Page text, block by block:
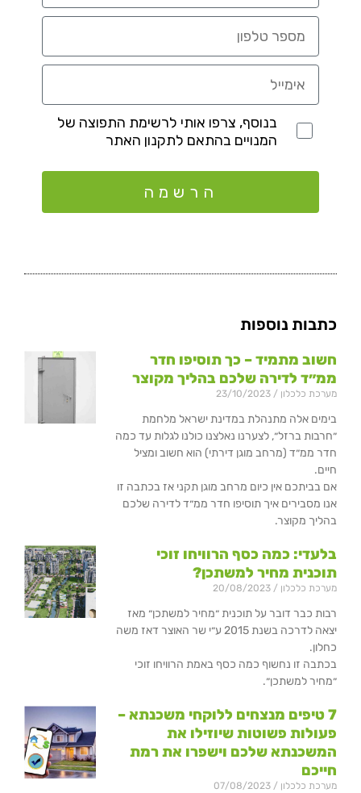
בנוסף, צרפו אותי לרשימת התפוצה של
המנויים בהתאם לתקנון האתר
הרשמה
כתבות נוספות
חשוב מתמיד – כך תוסיפו חדר
ממ״ד לדירה שלכם בהליך מקוצר
מערכת כלכלון
בימים אלה מתנהלת במדינת ישראל מלחמת
״חרבות ברזל״, לצערנו נאלצנו כולנו לגלות עד כמה
חדר ממ״ד (מרחב מוגן דירתי) הוא חשוב ומציל
חיים.
אם בביתכם אין כיום מרחב מוגן תקני אז בכתבה זו
אנו מסבירים איך תוסיפו חדר ממ״ד לדירה שלכם
בהליך מקוצר.
בלעדי: כמה כסף הרוויחו זוכי
תוכנית מחיר למשתכן?
מערכת כלכלון
רבות כבר דובר על תוכנית ״מחיר למשתכן״ מאז
יצאה לדרכה בשנת 2015 ע״י שר האוצר דאז משה
כחלון.
בכתבה זו נחשוף כמה כסף באמת הרוויחו זוכי
״מחיר למשתכן״.
7 טיפים מנצחים ללוקחי משכנתא –
פעולות פשוטות שיוזילו את
המשכנתא שלכם וישפרו את רמת
חייכם
מערכת כלכלון